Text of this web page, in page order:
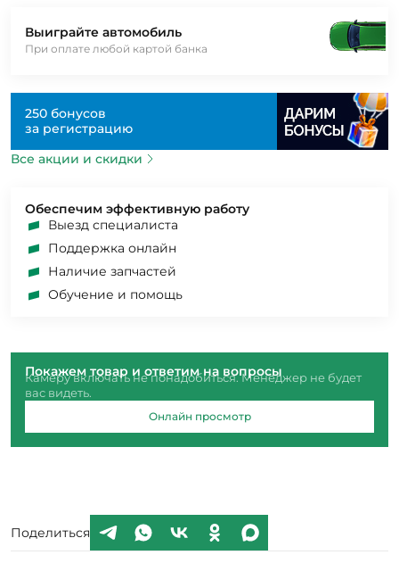
Выиграйте автомобиль
При оплате любой картой банка
250 бонусов
за регистрацию
Все акции и скидки
Обеспечим эффективную работу
Выезд специалиста
Поддержка онлайн
Наличие запчастей
Обучение и помощь
Покажем товар и ответим на вопросы
Камеру включать не понадобиться. Менеджер не будет
вас видеть.
Онлайн просмотр
Поделиться